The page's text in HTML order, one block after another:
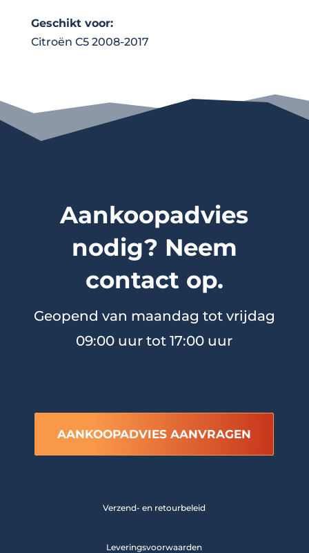
Geschikt voor:
Citroën C5 2008-2017
Aankoopadvies
nodig? Neem
contact op.
Geopend van maandag tot vrijdag
09:00 uur tot 17:00 uur
AANKOOPADVIES AANVRAGEN
Verzend- en retourbeleid
Leveringsvoorwaarden